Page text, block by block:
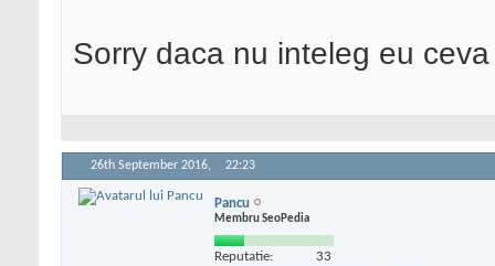
Sorry daca nu inteleg eu
26th September 2016, 22:23
Pancu
Membru SeoPedia
Reputatie: 33